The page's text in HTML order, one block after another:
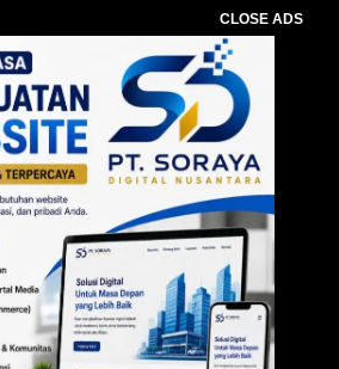
CLOSE ADS